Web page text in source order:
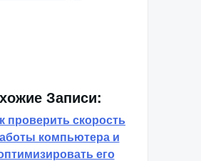
Записи:
проверить скорость
компьютера и
его